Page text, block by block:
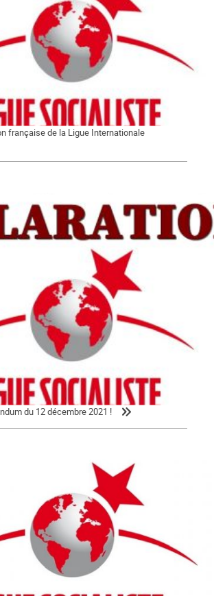
La Commune
statuts, et sur proposition de son Comité
générale des militant.e.s du groupe La
française de la Ligue Internationale
Nouvelle-Calédonie ne peut pas se faire
!
à disposer de lui-même et à l'indépendance
du 12 décembre 2021 !